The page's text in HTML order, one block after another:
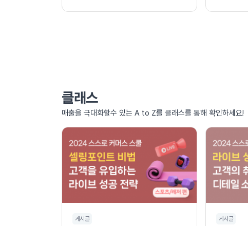
클래스
매출을 극대화할수 있는 A to Z를 클래스를 통해 확인하세요!
게시글 게시글